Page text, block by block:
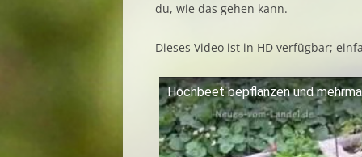
du, wie das gehen kann.
Dieses Video ist in HD verfügbar;
Hochbeet bepflanzen und